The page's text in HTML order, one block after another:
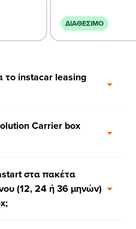
ΔΙΑΘΈΣΙΜΟ
το instacar leasing
Carrier box
στα πακέτα
(12, 24 ή 36 μηνών)